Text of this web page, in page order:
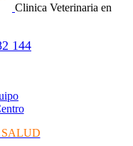
Clinica Veterinaria en
144